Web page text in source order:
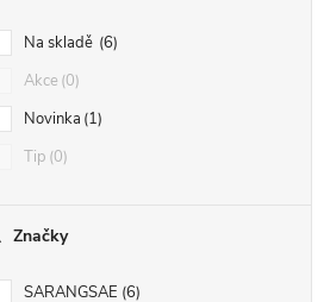
Na skladě 6
Akce 0
Novinka 1
Tip 0
Značky
SARANGSAE 6